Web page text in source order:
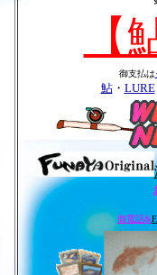
【
御支払は
鮎・ LURE
御電話&